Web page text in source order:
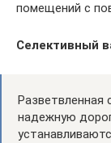
помещений с
Селективный
Разветвленная
надежную